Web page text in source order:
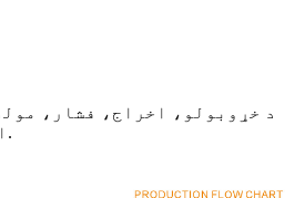
د خړوبولو، اخراج، فشار،
او داسې نورو کارول.